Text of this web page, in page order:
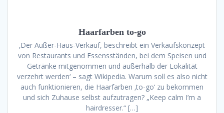
Haarfarben to-go
‚Der Außer-Haus-Verkauf, beschreibt ein Verkaufskonzept
von Restaurants und Essensständen, bei dem Speisen und
Getränke mitgenommen und außerhalb der Lokalität
verzehrt werden‘ – sagt Wikipedia. Warum soll es also nicht
auch funktionieren, die Haarfarben ‚to-go‘ zu bekommen
und sich Zuhause selbst aufzutragen? „Keep calm I’m a
hairdresser.“ […]